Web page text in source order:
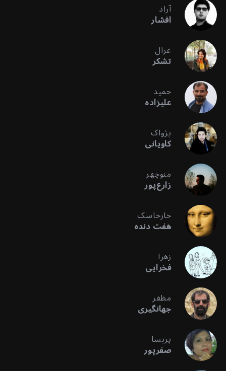
آراد
افشار
غزال
تشکر
حمید
علیزاده
پژواک
کاویانی
منوچهر
زارع‌پور
خارخاسک
هفت دنده
زهرا
فخرایی
مظفر
جهانگیری
پریسا
صفرپور